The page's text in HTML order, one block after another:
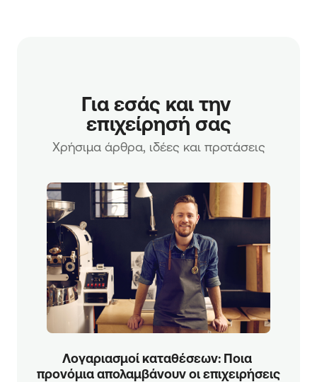
Για εσάς και την
επιχείρησή σας
Χρήσιμα άρθρα, ιδέες και προτάσεις
Λογαριασμοί καταθέσεων: Ποια
προνόμια απολαμβάνουν οι επιχειρήσεις